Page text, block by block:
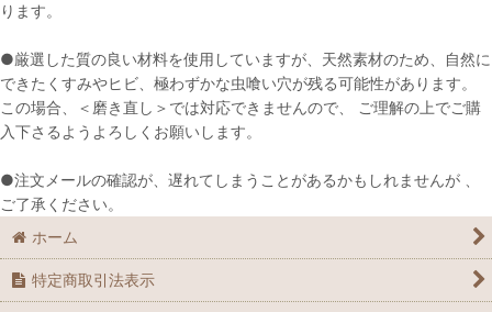
ります。
●厳選した質の良い材料を使用していますが、天然素材のため、自然に
できたくすみやヒビ、極わずかな虫喰い穴が残る可能性があります。
この場合、＜磨き直し＞では対応できませんので、 ご理解の上でご購
入下さるようよろしくお願いします。
●注文メールの確認が、遅れてしまうことがあるかもしれませんが 、
ご了承ください。
ホーム
特定商取引法表示